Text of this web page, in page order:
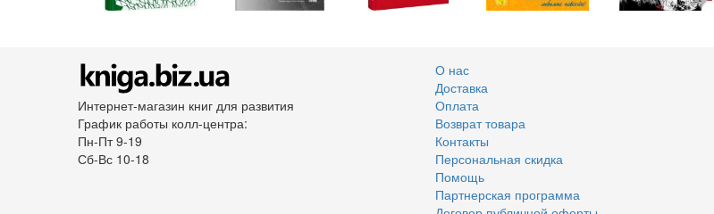
Интернет-магазин книг для развития
График работы колл-центра:
Пн-Пт 9-19
Сб-Вс 10-18
О нас
Доставка
Оплата
Возврат товара
Контакты
Персональная скидка
Помощь
Партнерская программа